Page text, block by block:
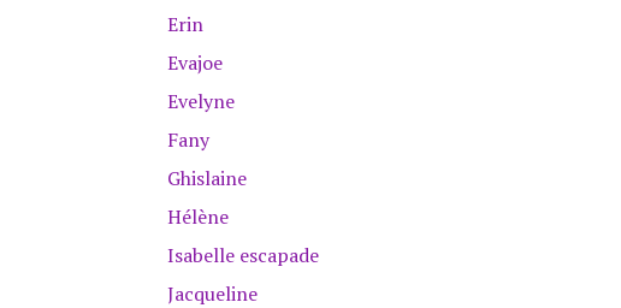
Erin
Evajoe
Evelyne
Fany
Ghislaine
Hélène
Isabelle escapade
Jacqueline